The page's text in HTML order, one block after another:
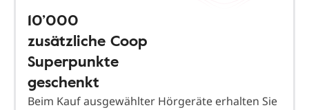
10’000
zusätzliche Coop
Superpunkte
geschenkt
Beim Kauf ausgewählter Hörgeräte erhalten Sie